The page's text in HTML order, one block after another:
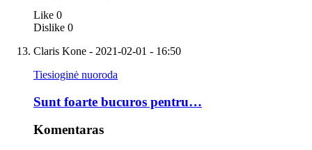
Like 0
Dislike 0
Claris Kone - 2021-02-01 - 16:50
Tiesioginė nuoroda
Sunt foarte bucuros pentru…
Komentaras